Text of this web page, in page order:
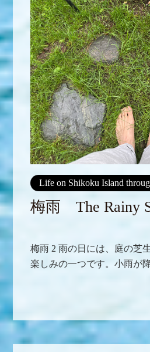
Life on Shikoku Island
梅雨 The Rainy
梅雨 2 雨の日には、庭の芝
楽しみの一つです。小雨が